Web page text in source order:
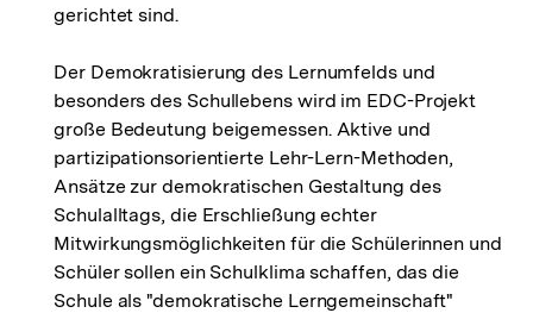
gerichtet sind.
Der Demokratisierung des Lernumfelds und
besonders des Schullebens wird im EDC-Projekt
große Bedeutung beigemessen. Aktive und
partizipationsorientierte Lehr-Lern-Methoden,
Ansätze zur demokratischen Gestaltung des
Schulalltags, die Erschließung echter
Mitwirkungsmöglichkeiten für die Schülerinnen und
Schüler sollen ein Schulklima schaffen, das die
Schule als "demokratische Lerngemeinschaft"